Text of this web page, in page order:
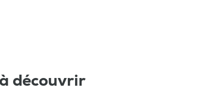
découvrir